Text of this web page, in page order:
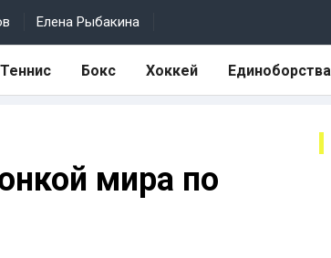
Елена Рыбакина
Теннис Бокс Хоккей Единоборства
мира по